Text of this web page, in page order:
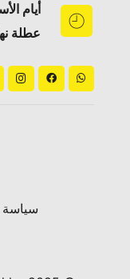
أيام
عطلة
سياسة